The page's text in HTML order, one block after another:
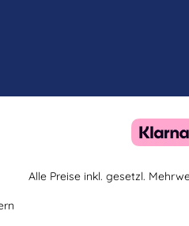
Alle Preise inkl. gesetzl.